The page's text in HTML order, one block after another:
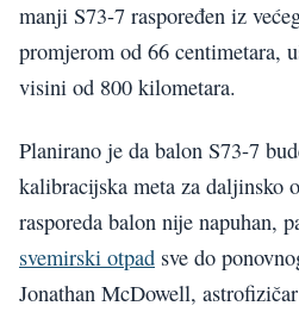
manji S73-7 raspoređen iz
promjerom od 66 centimetara,
visini od 800 kilometara.
Planirano je da balon S73-7
kalibracijska meta za daljinsko
rasporeda balon nije napuhan,
svemirski otpad sve do
Jonathan McDowell,